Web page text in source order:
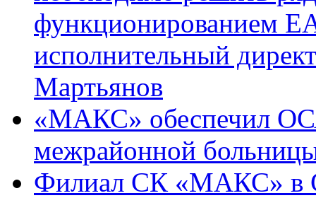
функционированием
исполнительный
Мартьянов
«МАКС» обеспечил
межрайонной
Филиал СК «МАКС» в